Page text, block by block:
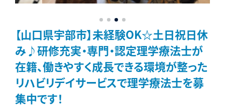
【山口県宇部市】未経験OK☆土日祝日休
み♪研修充実・専門・認定理学療法士が
在籍、働きやすく成長できる環境が整った
リハビリデイサービスで理学療法士を募
集中です！